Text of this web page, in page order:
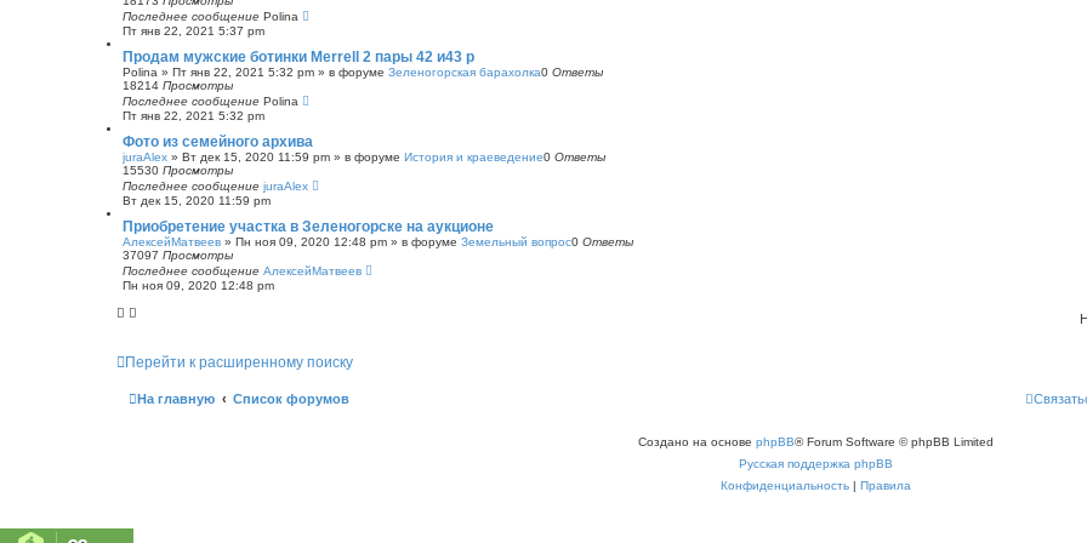
Последнее сообщение Polina
Пт янв 22, 2021 5:37 pm
Продам мужские ботинки Merrell 2 пары 42 и43 р
Polina » Пт янв 22, 2021 5:32 pm » в форуме Зеленогорская барахолка0 Ответы
18214 Просмотры
Последнее сообщение Polina
Пт янв 22, 2021 5:32 pm
Фото из семейного архива
juraAlex » Вт дек 15, 2020 11:59 pm » в форуме История и краеведение0 Ответы
15530 Просмотры
Последнее сообщение juraAlex
Вт дек 15, 2020 11:59 pm
Приобретение участка в Зеленогорске на аукционе
АлексейМатвеев » Пн ноя 09, 2020 12:48 pm » в форуме Земельный вопрос0 Ответы
37097 Просмотры
Последнее сообщение АлексейМатвеев
Пн ноя 09, 2020 12:48 pm
Перейти к расширенному поиску
На главную Список форумов
Создано на основе phpBB® Forum Software © phpBB Limited
Русская поддержка phpBB
Конфиденциальность| Правила